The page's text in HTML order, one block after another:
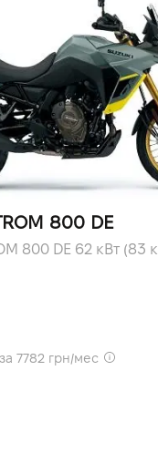
800 DE
7782 грн/мес